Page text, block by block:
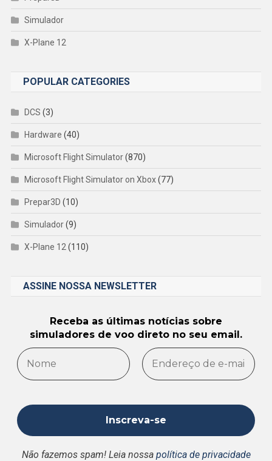
Simulador
X-Plane 12
POPULAR CATEGORIES
DCS (3)
Hardware (40)
Microsoft Flight Simulator(870)
Microsoft Flight Simulator on Xbox(77)
Prepar3D (10)
Simulador(9)
X-Plane 12 (110)
ASSINE NOSSA NEWSLETTER
Receba as últimas notícias sobre
simuladores de voo direto no seu email.
Não fazemos spam! Leia nossa política de privacidade